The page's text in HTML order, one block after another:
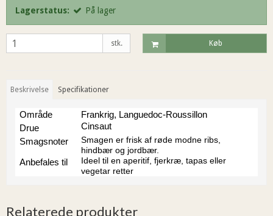
Lagerstatus: På lager
stk. Køb
Beskrivelse Specifikationer
Område
Frankrig, Languedoc-Roussillon
Drue
Cinsaut
Smagsnoter
Smagen er frisk af røde modne ribs,
hindbær og jordbær.
Anbefales til
Ideel til en aperitif, fjerkræ, tapas eller
vegetar retter
Relaterede produkter